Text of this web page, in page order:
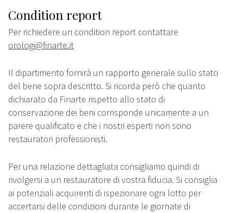
Condition report
Per richiedere un condition report contattare
orologi@finarte.it
Il dipartimento fornirà un rapporto generale sullo stato
del bene sopra descritto. Si ricorda però che quanto
dichiarato da Finarte rispetto allo stato di
conservazione dei beni corrisponde unicamente a un
parere qualificato e che i nostri esperti non sono
restauratori professionisti.
Per una relazione dettagliata consigliamo quindi di
rivolgersi a un restauratore di vostra fiducia. Si consiglia
ai potenziali acquirenti di ispezionare ogni lotto per
accertarsi delle condizioni durante le giornate di